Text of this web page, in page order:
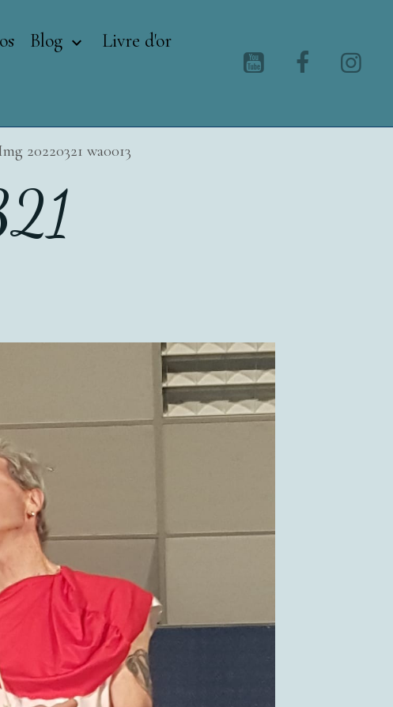
Blog
Livre d'or
20220321 wa0013